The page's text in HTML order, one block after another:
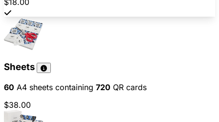
Sheets
60 A4 sheets containing 720 QR cards
$38.00